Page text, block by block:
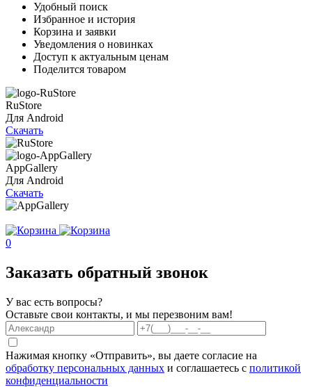
Удобный поиск
Избранное и история
Корзина и заявки
Уведомления о новинках
Доступ к актуальным ценам
Поделится товаром
RuStore
Для Android
Скачать
AppGallery
Для Android
Скачать
0
Заказать обратный звонок
У вас есть вопросы?
Оставьте свои контакты, и мы перезвоним вам!
Нажимая кнопку «Отправить», вы даете согласие на
обработку персональных данных и соглашаетесь с политикой
конфиденциальности